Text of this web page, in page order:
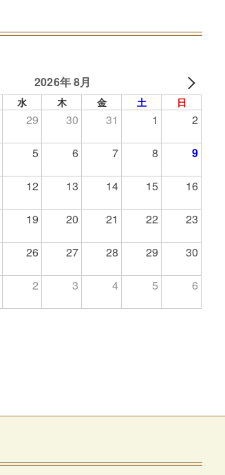
2026年 8月
水 木 金 土 日
29 30 31 1 2
5 6 7 8 9
12 13 14 15 16
19 20 21 22 23
26 27 28 29 30
2 3 4 5 6